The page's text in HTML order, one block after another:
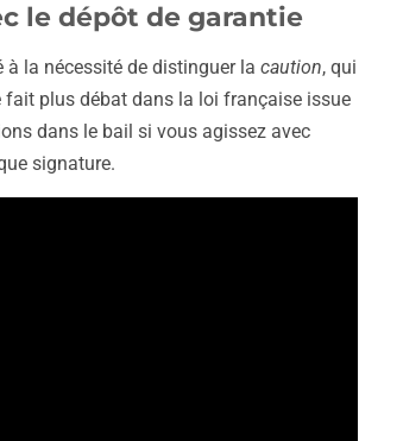
le dépôt de garantie
à la nécessité de distinguer la caution, qui
fait plus débat dans la loi française issue
dans le bail si vous agissez avec
signature.